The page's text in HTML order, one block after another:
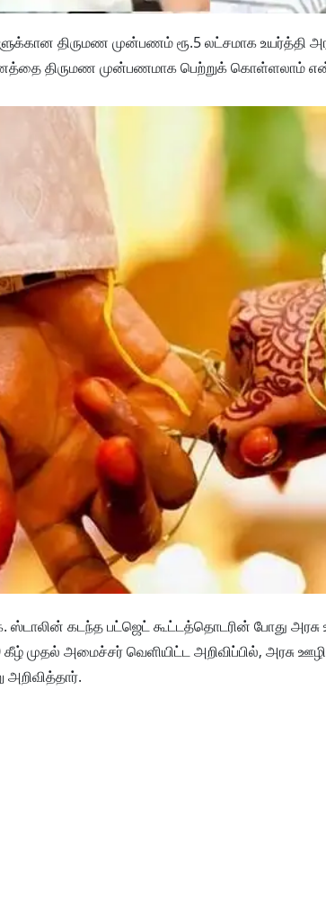
திருமண முன்பணம் ரூ.5 லட்சமாக உயர்த்தி
திருமண முன்பணமாக பெற்றுக் கொள்ளலாம்
ஸ்டாலின் கடந்த பட்ஜெட் கூட்டத்தொடரின் போது அரசு
கீழ் முதல் அமைச்சர் வெளியிட்ட அறிவிப்பில், அரசு